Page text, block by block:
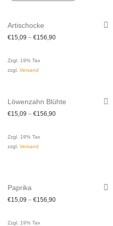
Artischocke
€15,09 – €156,90
Zzgl. 19% Tax
zzgl. Versand
Löwenzahn Blühte
€15,09 – €156,90
Zzgl. 19% Tax
zzgl. Versand
Paprika
€15,09 – €156,90
Zzgl. 19% Tax